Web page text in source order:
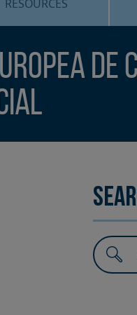
RESOURCES
BLOG
TRAINING
CASES AND
de